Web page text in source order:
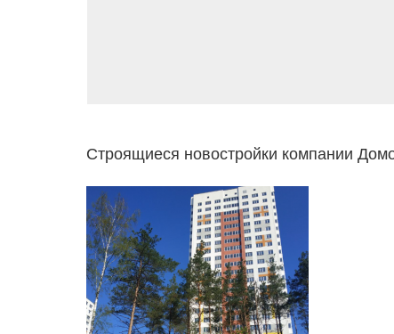
Строящиеся новостройки компании